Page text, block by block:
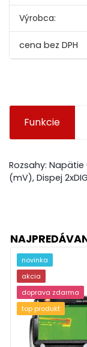
Výrobca:
Funkcie
Rozsahy:
(mV), Dispej 2xDIG
novinka
akcia
doprava zdarma
top produkt